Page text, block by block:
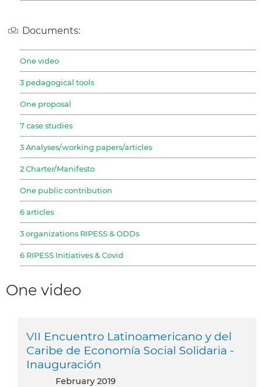
Documents:
One video
3 pedagogical tools
One proposal
7 case studies
3 Analyses/working papers/articles
2 Charter/Manifesto
One public contribution
6 articles
3 organizations RIPESS & ODDs
6 RIPESS Initiatives & Covid
One video
VII Encuentro Latinoamericano y del
Caribe de Economía Social Solidaria -
Inauguración
February 2019